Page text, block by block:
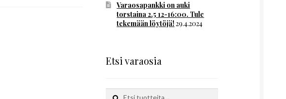
Varaosapankki on auki
torstaina 2.5 12-16:00. Tule
tekemään löytöjä!29.4.2024
Etsi varaosia
Etsi:
Haku